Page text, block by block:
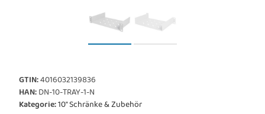
GTIN:4016032139836
HAN:DN-10-TRAY-1-N
Kategorie:10" Schränke & Zubehör